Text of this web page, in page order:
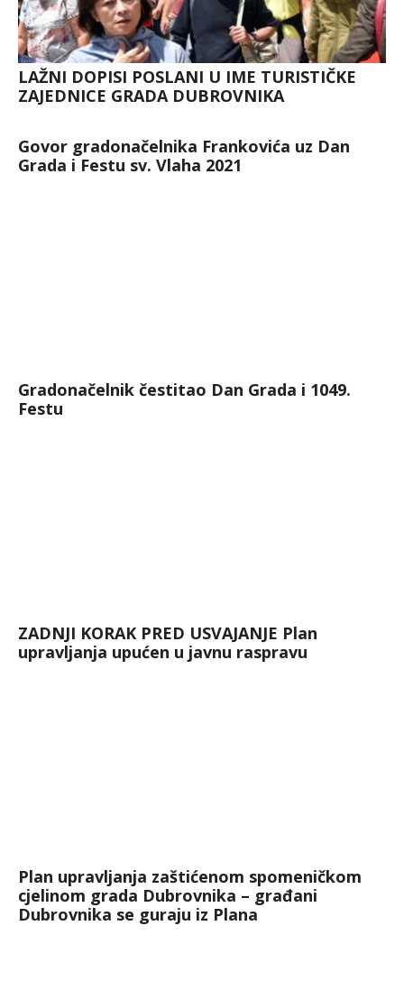
LAŽNI DOPISI POSLANI U IME TURISTIČKE
ZAJEDNICE GRADA DUBROVNIKA
Govor gradonačelnika Frankovića uz Dan
Grada i Festu sv. Vlaha 2021
Gradonačelnik čestitao Dan Grada i 1049.
Festu
ZADNJI KORAK PRED USVAJANJE Plan
upravljanja upućen u javnu raspravu
Plan upravljanja zaštićenom spomeničkom
cjelinom grada Dubrovnika – građani
Dubrovnika se guraju iz Plana